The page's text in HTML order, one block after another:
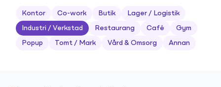
Kontor Co-work Butik Lager / Logistik
Industri / Verkstad Restaurang Café Gym
Popup Tomt / Mark Vård & Omsorg Annan